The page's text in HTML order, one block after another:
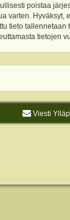
poistaa
Hyväksyt,
tieto
tietojen
Viesti